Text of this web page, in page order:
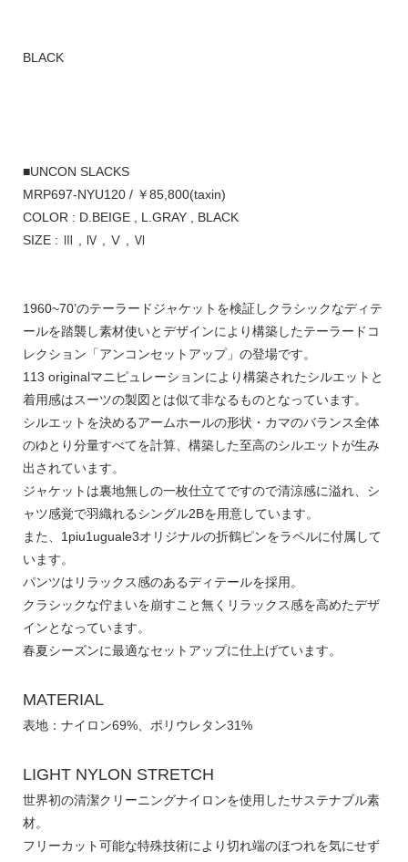
BLACK
■UNCON SLACKS
MRP697-NYU120 / ￥85,800(taxin)
COLOR : D.BEIGE , L.GRAY , BLACK
SIZE : Ⅲ , Ⅳ , Ⅴ , Ⅵ
1960~70’のテーラードジャケットを検証しクラシックなディテ
ールを踏襲し素材使いとデザインにより構築したテーラードコ
レクション「アンコンセットアップ」の登場です。
113 originalマニピュレーションにより構築されたシルエットと
着用感はスーツの製図とは似て非なるものとなっています。
シルエットを決めるアームホールの形状・カマのバランス全体
のゆとり分量すべてを計算、構築した至高のシルエットが生み
出されています。
ジャケットは裏地無しの一枚仕立てですので清涼感に溢れ、シ
ャツ感覚で羽織れるシングル2Bを用意しています。
また、1piu1uguale3オリジナルの折鶴ピンをラペルに付属して
います。
パンツはリラックス感のあるディテールを採用。
クラシックな佇まいを崩すこと無くリラックス感を高めたデザ
インとなっています。
春夏シーズンに最適なセットアップに仕上げています。
MATERIAL
表地：ナイロン69%、ポリウレタン31%
LIGHT NYLON STRETCH
世界初の清潔クリーニングナイロンを使用したサステナブル素
材。
フリーカット可能な特殊技術により切れ端のほつれを気にせず